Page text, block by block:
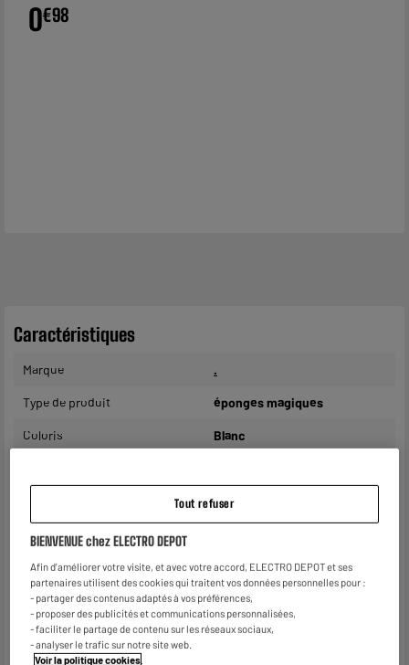
0€98
Caractéristiques
Marque .
Type de produit éponges magiques
Coloris Blanc
H 11 cm x L 4 cm x P 6 cm
Dimensions colis
Caractéristiques
complémentaires
Pour gommer les traces et
salissures sur tout support
par un léger frottement. Il
suffit de mouiller l'éponge
Tout refuser
BIENVENUE chez ELECTRO DEPOT
Afin d'améliorer votre visite, et avec votre accord, ELECTRO DEPOT et ses
partenaires utilisent des cookies qui traitent vos données personnelles pour :
- partager des contenus adaptés à vos préférences,
- proposer des publicités et communications personnalisées,
- faciliter le partage de contenu sur les réseaux sociaux,
- analyser le trafic sur notre site web.
Voir la politique cookies.